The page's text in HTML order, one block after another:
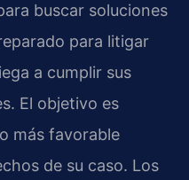
buscar soluciones
para litigar
a cumplir sus
El objetivo es
más favorable
de su caso. Los